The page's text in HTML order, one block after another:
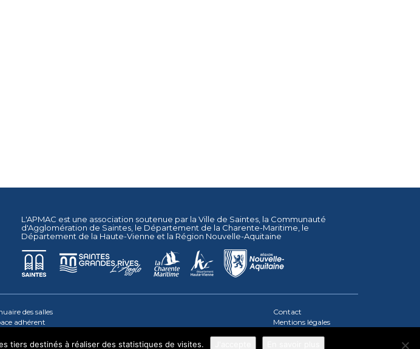
L'APMAC est une association soutenue par la Ville de Saintes , la Communauté
d'Agglomération de Saintes , le Département de la Charente-Maritime , le
Département de la Haute-Vienne et la Région Nouvelle-Aquitaine
des salles
adhérent
Contact
Mentions légales
tiers destinés à réaliser des statistiques de visites.